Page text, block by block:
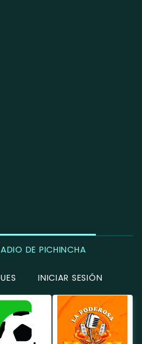
DE PICHINCHA
INICIAR SESIÓN